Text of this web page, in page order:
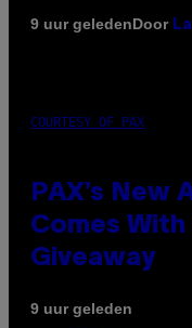
9 uur geledenDoor
COURTESY OF PAX
PAX’s New
Comes
Giveaway
9 uur geleden